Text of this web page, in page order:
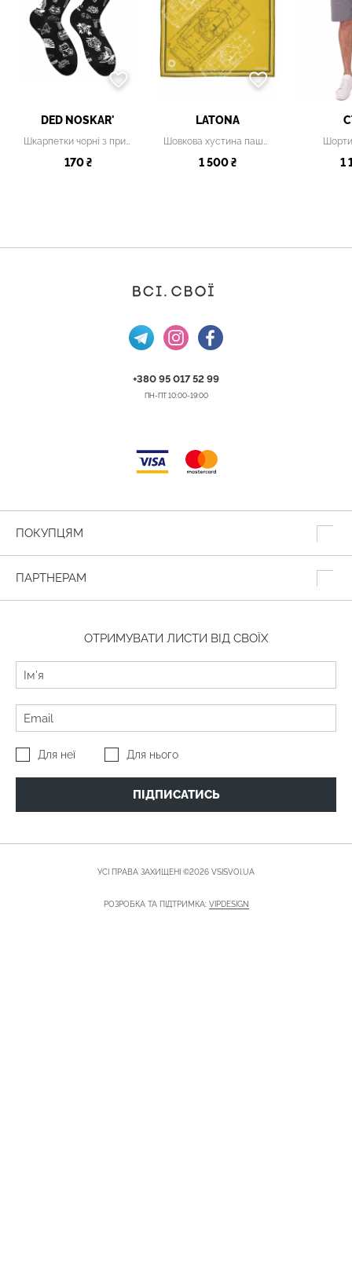
DED NOSKAR'
170 ₴
LATONA
1 500 ₴
Шорти
1
+380 95 017 52 99
ПН-ПТ 10:00-19:00
ПОКУПЦЯМ
ПАРТНЕРАМ
ОТРИМУВАТИ ЛИСТИ ВІД СВОЇХ
Для неї Для нього
ПІДПИСАТИСЬ
УСІ ПРАВА ЗАХИЩЕНІ ©2026 VSISVOI.UA
РОЗРОБКА ТА ПІДТРИМКА: VIPDESIGN